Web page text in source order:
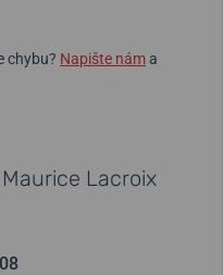
chybu? Napište náma
Lacroix